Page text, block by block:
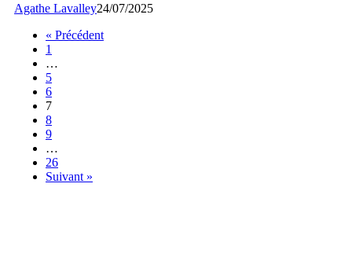
Agathe Lavalley24/07/2025
« Précédent
1
…
5
6
7
8
9
…
26
Suivant »